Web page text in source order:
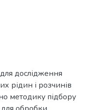
дослідження
рідин і розчинів
методику підбору